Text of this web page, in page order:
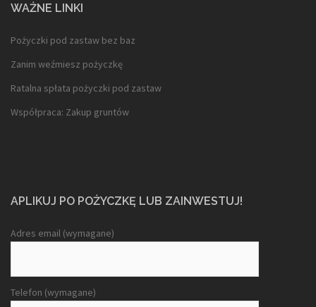
WAŻNE LINKI
Pożyczki pod zastaw bez baz
Zanim weźmiesz pożyczkę
Ratalna spłata pożyczki pod zastaw
Współpraca: Zakup gruntów
APLIKUJ PO POŻYCZKĘ LUB ZAINWESTUJ!
Adres email (wymagane)
Telefon (wymagane)